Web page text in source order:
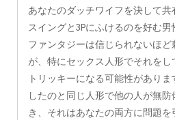
あなたのダッチワイフを決して
スイングと3Pにふけるのを好む男
ファンタジーは信じられないほ
が、特にセックス人形でそれを
トリッキーになる可能性があり
したのと同じ人形で他の人が無
き、それはあなたの両方に問題